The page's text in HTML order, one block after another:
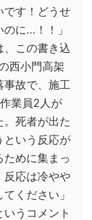
です！どうせ
に…！！」
、この書き込
西小門高架
故で、施工
業員2人が
死者が出た
という反応が
めに集まっ
反応は冷やや
ください」
いうコメント